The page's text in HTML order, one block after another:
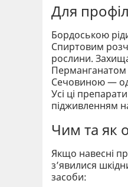
Для
Бордоською
Спиртовим
рослини.
Перманганатом
Сечовиною —
Усі ці
підживленням
Чим та як
Якщо навесні
з’явилися
засоби: